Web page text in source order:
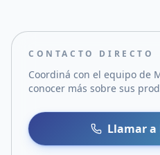
CONTACTO DIRECTO
Coordiná con el equipo de
conocer más sobre sus
Llamar a